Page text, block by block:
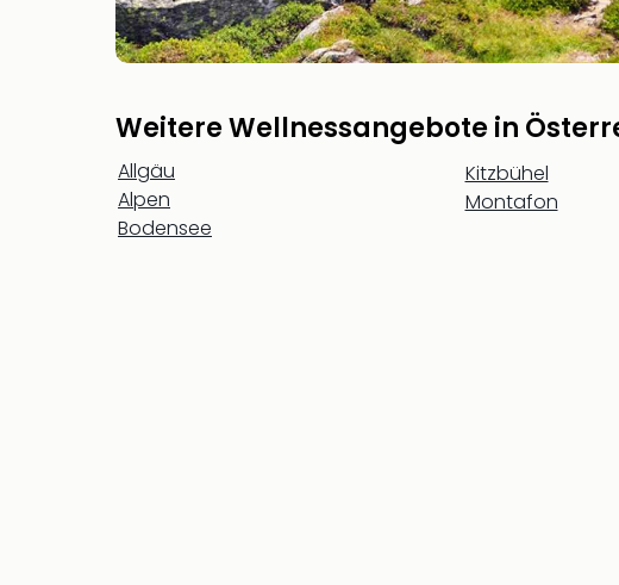
Weitere Wellnessangebote in
Allgäu
Alpen
Bodensee
Kitzbühel
Montafon